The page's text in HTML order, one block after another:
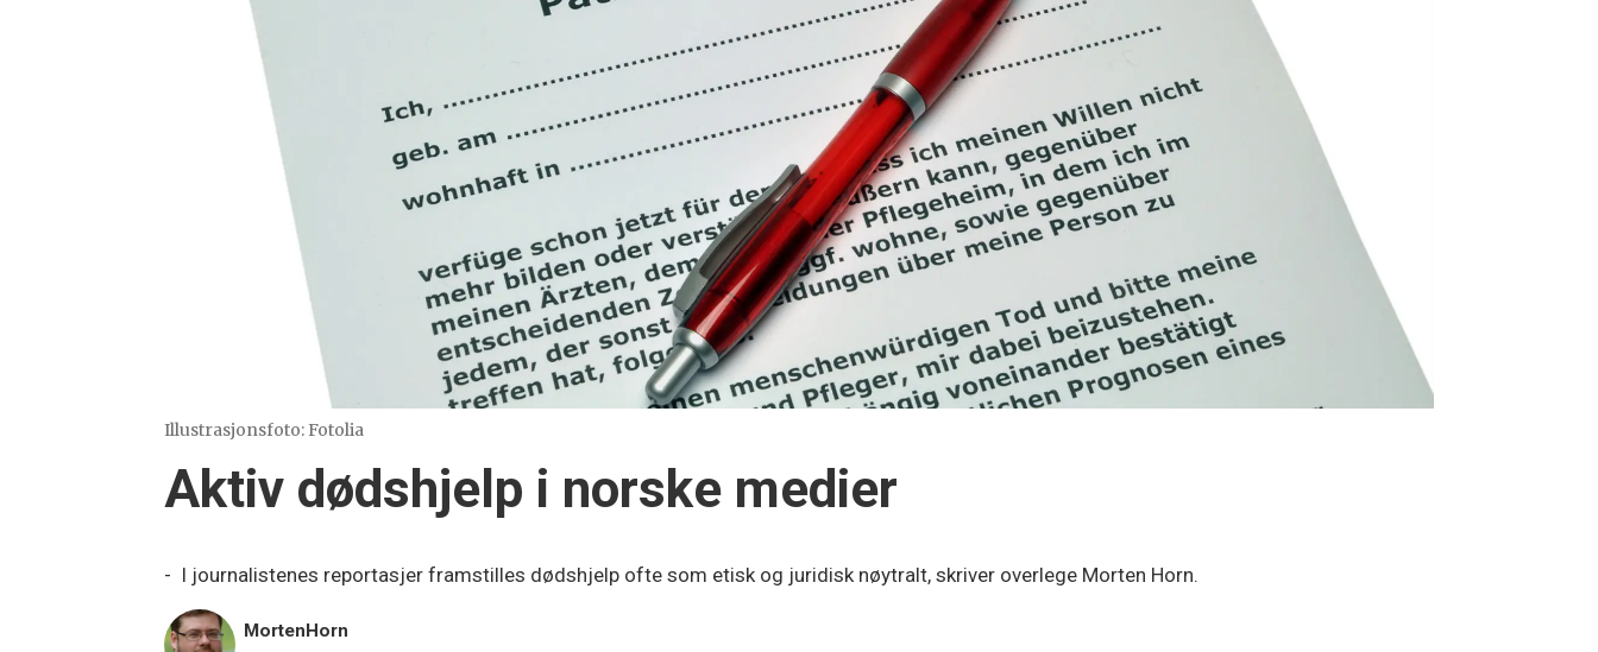
Illustrasjonsfoto: Fotolia
Aktiv dødshjelp i norske medier
- I journalistenes reportasjer framstilles dødshjelp ofte som etisk og juridisk nøytralt, skriver overlege Morten Horn.
MortenHorn